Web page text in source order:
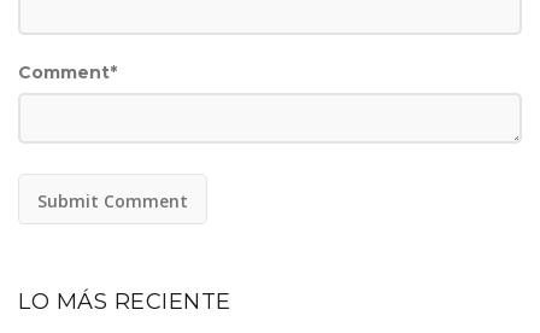
Comment*
LO MÁS RECIENTE